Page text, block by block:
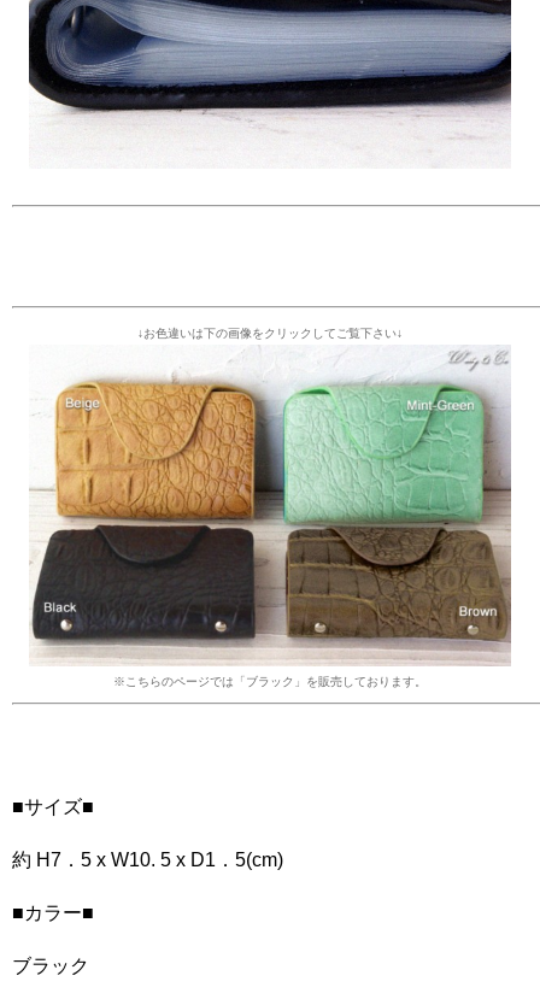
↓お色違いは下の画像をクリックしてご覧下さい↓
※こちらのページでは「ブラック」を販売しております。
■サイズ■
約 H7．5 x W10. 5 x D1．5(cm)
■カラー■
ブラック